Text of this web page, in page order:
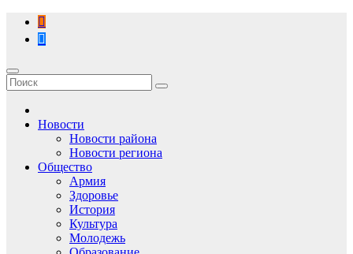
Перейти
содержимому
Новости
Новости района
Новости региона
Общество
Армия
Здоровье
История
Культура
Молодежь